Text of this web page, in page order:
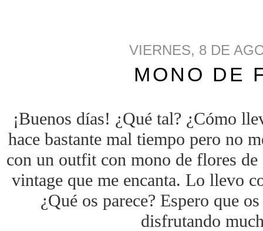
VIERNES, 8 DE
MONO DE
¡Buenos días! ¿Qué tal? ¿Cómo
hace bastante mal tiempo pero no
con un outfit con mono de flores de
vintage que me encanta. Lo llevo
¿Qué os parece? Espero que
disfrutando